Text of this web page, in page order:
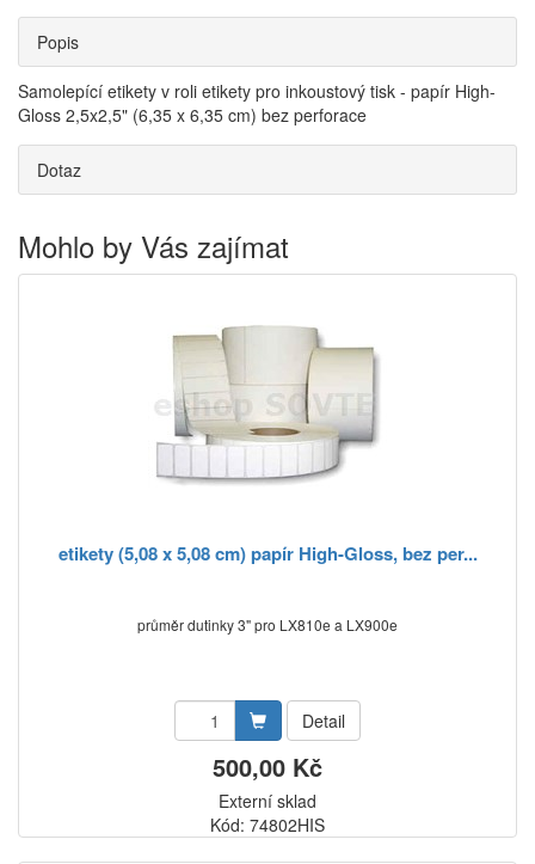
Popis
Samolepící etikety v roli etikety pro inkoustový tisk - papír High-
Gloss 2,5x2,5" (6,35 x 6,35 cm) bez perforace
Dotaz
Mohlo by Vás zajímat
etikety (5,08 x 5,08 cm) papír High-Gloss, bez per...
průměr dutinky 3" pro LX810e a LX900e
Detail
500,00 Kč
Externí sklad
Kód: 74802HIS